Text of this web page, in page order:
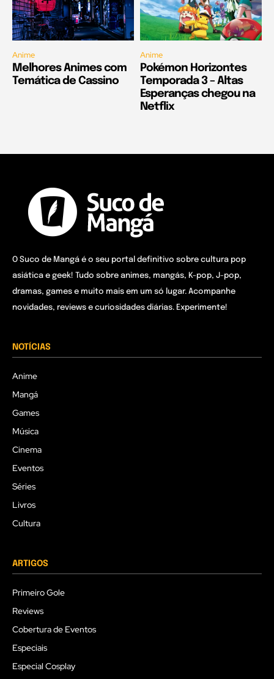
Anime
Melhores Animes com
Temática de Cassino
Anime
Pokémon Horizontes
Temporada 3 – Altas
Esperanças chegou na
Netflix
O Suco de Mangá é o seu portal definitivo sobre cultura pop
asiática e geek! Tudo sobre animes, mangás, K-pop, J-pop,
dramas, games e muito mais em um só lugar. Acompanhe
novidades, reviews e curiosidades diárias. Experimente!
NOTÍCIAS
Anime
Mangá
Games
Música
Cinema
Eventos
Séries
Livros
Cultura
ARTIGOS
Primeiro Gole
Reviews
Cobertura de Eventos
Especiais
Especial Cosplay